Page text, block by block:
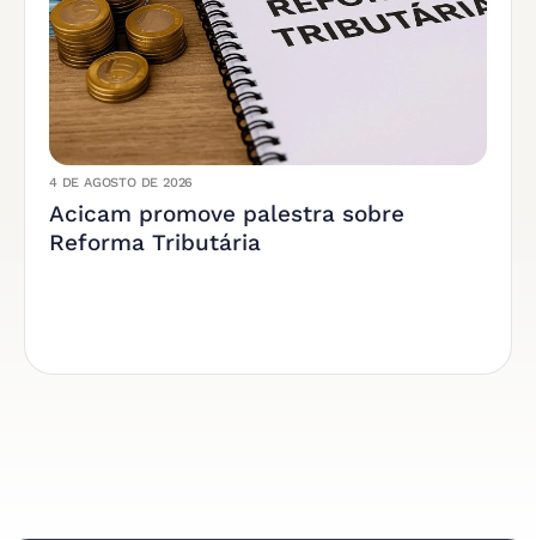
4 DE AGOSTO DE 2026
Acicam promove palestra sobre
Reforma Tributária